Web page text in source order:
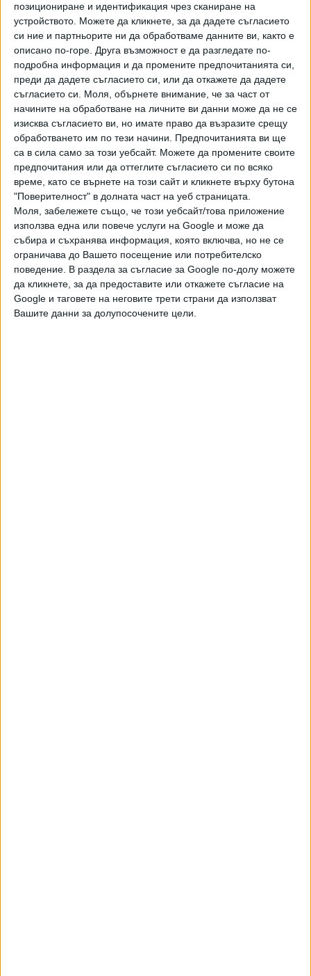
позициониране и идентификация чрез сканиране на
устройството. Можете да кликнете, за да дадете съгласието
си ние и партньорите ни да обработваме данните ви, както е
описано по-горе. Друга възможност е да разгледате по-
подробна информация и да промените предпочитанията си,
преди да дадете съгласието си, или да откажете да дадете
съгласието си. Моля, обърнете внимание, че за част от
начините на обработване на личните ви данни може да не се
изисква съгласието ви, но имате право да възразите срещу
обработването им по тези начини. Предпочитанията ви ще
са в сила само за този уебсайт. Можете да промените своите
предпочитания или да оттеглите съгласието си по всяко
време, като се върнете на този сайт и кликнете върху бутона
"Поверителност" в долната част на уеб страницата.
Моля, забележете също, че този уебсайт/това приложение
използва една или повече услуги на Google и може да
събира и съхранява информация, която включва, но не се
ограничава до Вашето посещение или потребителско
поведение. В раздела за съгласие за Google по-долу можете
да кликнете, за да предоставите или откажете съгласие на
Google и таговете на неговите трети страни да използват
Вашите данни за долупосочените цели.
идентични. Най-ниско в гамата се нарежда 1,0-литровият
бензинов TSI двигател с мощност 95 или 115 к.с.
(съответно 175 и 200 Nm въртящ момент). После идва
бензиновият 1.5 TSI, развиващ 150 к.с. и 250 Nm,
следван от дизеловият 1.6 TDI със 115 к.с. и 250 Nm. За
някои пазари е предвиден и метанов 1.0 G-TEC двигател
(90 к.с. и 145 Nm).
Предаването на движението е само предно, а
скоростните кутии са две механични (с 5 и 6 предавки),
както и една роботизирана DSG трансмисия със 7
скорости. Skoda Kamiq разполага със система за
поведение на пътя Driving Mode Select. Тя има режими
Normal, Sport, Eco, Individual, както и една със снижено с
10 мм окачване - Sport Chassis Control, със спортни
амортисьори на настройките.
Като опции за третия кросоувър на чехите се предлага
защита на долната част на автомобила, която да го
предпазва от повреда при движение по тежък терен.